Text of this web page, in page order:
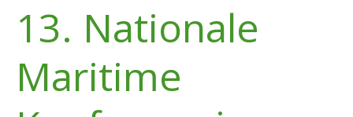
13. Nationale
Maritime